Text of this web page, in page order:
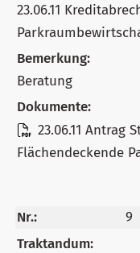
23.06.11
Bemerkung:
Beratung
Dokumente:
23.06.11 Antrag
Flächendeckende
Nr.:
9
Traktandum: